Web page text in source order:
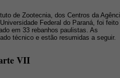
de Zootecnia, dos Centros da
Federal do Paraná, foi feito
em 33 rebanhos paulistas. As
técnico e estão resumidas a seguir.
VII